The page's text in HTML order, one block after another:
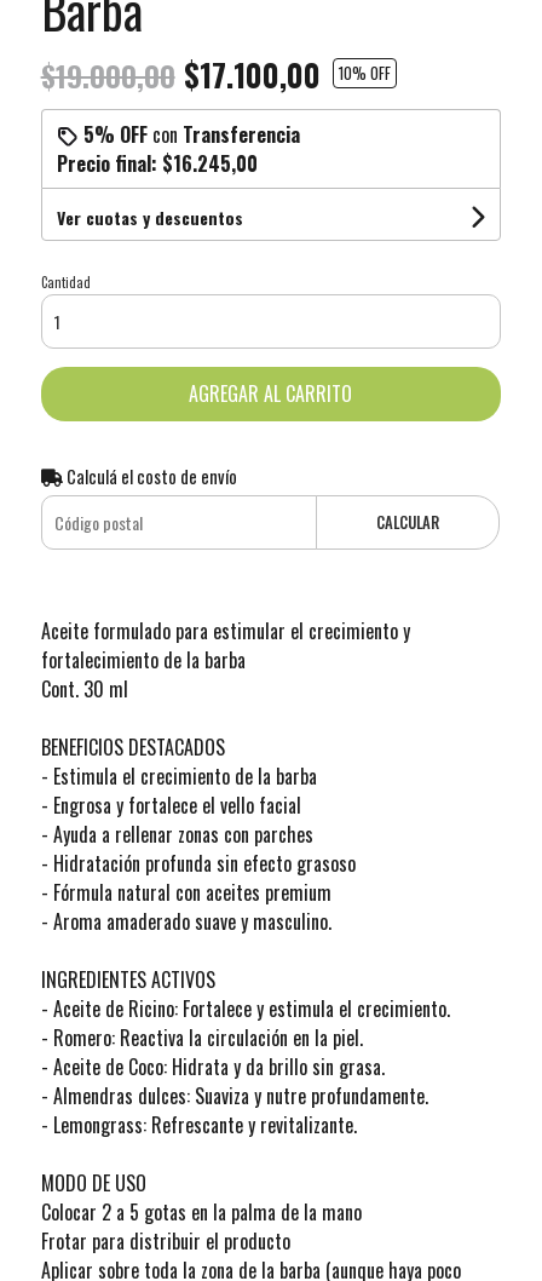
$19.000,00$17.100,00 10% OFF
5% OFFcon Transferencia
Precio final: $16.245,00
Ver cuotas y descuentos
Cantidad
AGREGAR AL CARRITO
Calculá el costo de envío
CALCULAR
Aceite formulado para estimular el crecimiento y
fortalecimiento de la barba
Cont. 30 ml
BENEFICIOS DESTACADOS
- Estimula el crecimiento de la barba
- Engrosa y fortalece el vello facial
- Ayuda a rellenar zonas con parches
- Hidratación profunda sin efecto grasoso
- Fórmula natural con aceites premium
- Aroma amaderado suave y masculino.
INGREDIENTES ACTIVOS
- Aceite de Ricino: Fortalece y estimula el crecimiento.
- Romero: Reactiva la circulación en la piel.
- Aceite de Coco: Hidrata y da brillo sin grasa.
- Almendras dulces: Suaviza y nutre profundamente.
- Lemongrass: Refrescante y revitalizante.
MODO DE USO
Colocar 2 a 5 gotas en la palma de la mano
Frotar para distribuir el producto
Aplicar sobre toda la zona de la barba (aunque haya poco